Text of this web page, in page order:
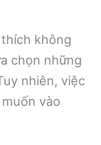
không
chọn những
nhiên, việc
vào